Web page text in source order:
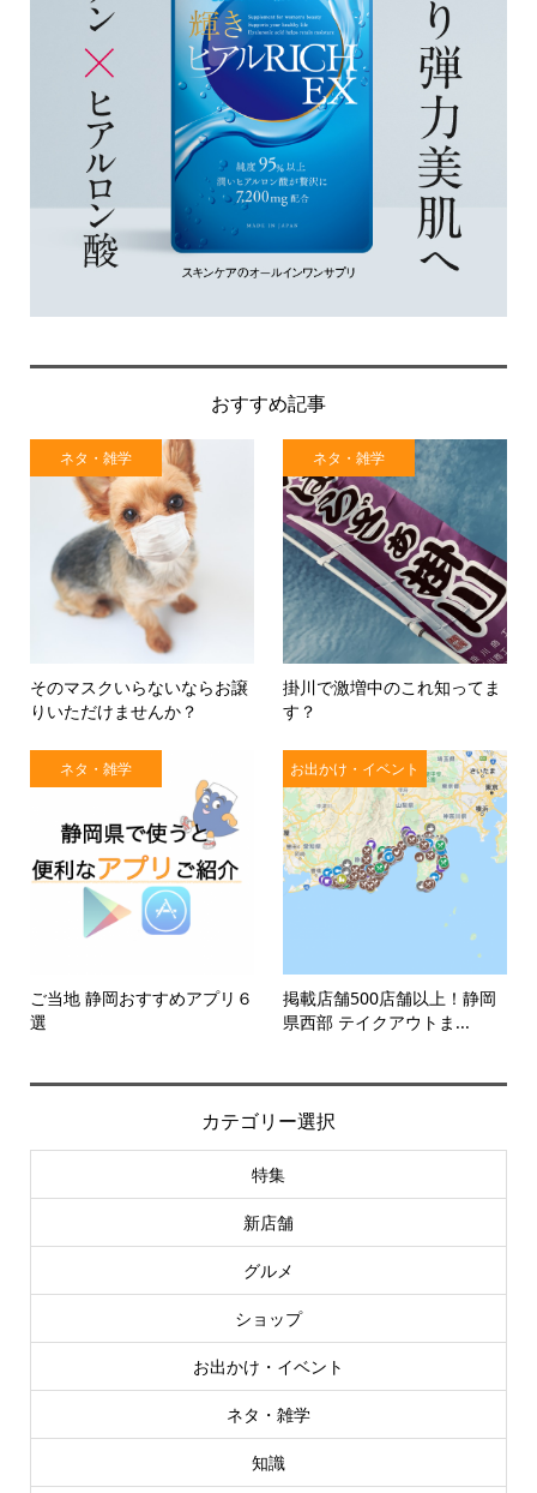
おすすめ記事
ネタ・雑学
そのマスクいらないならお譲
りいただけませんか？
ネタ・雑学
掛川で激増中のこれ知ってま
す？
ネタ・雑学
ご当地 静岡おすすめアプリ６
選
お出かけ・イベント
掲載店舗500店舗以上！静岡
県西部 テイクアウトま...
カテゴリー選択
特集
新店舗
グルメ
ショップ
お出かけ・イベント
ネタ・雑学
知識